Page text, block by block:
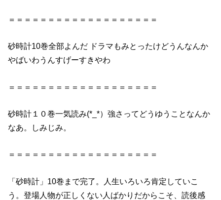
＝＝＝＝＝＝＝＝＝＝＝＝＝＝＝＝＝＝＝
砂時計10巻全部よんだ ドラマもみとったけどうんなんか
やばいわうんすげーすきやわ
＝＝＝＝＝＝＝＝＝＝＝＝＝＝＝＝＝＝＝
砂時計１０巻一気読み(*_*）強さってどうゆうことなんか
なあ。しみじみ。
＝＝＝＝＝＝＝＝＝＝＝＝＝＝＝＝＝＝＝
「砂時計」10巻 まで完了。人生いろいろ肯定していこ
う。登場人物が正しくない人ばかりだからこそ、読後感